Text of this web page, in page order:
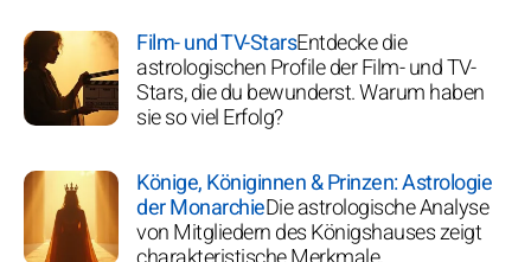
Film- und TV-StarsEntdecke die
astrologischen Profile der Film- und TV-
Stars, die du bewunderst. Warum haben
sie so viel Erfolg?
Könige, Königinnen & Prinzen: Astrologie
der MonarchieDie astrologische Analyse
von Mitgliedern des Königshauses zeigt